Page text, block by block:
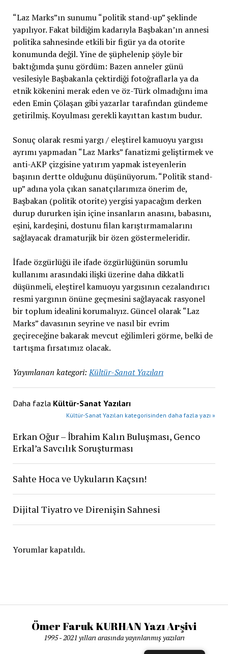
“Laz Marks”ın sunumu “politik stand-up” şeklinde
yapılıyor. Fakat bildiğim kadarıyla Başbakan’ın annesi
politika sahnesinde etkili bir figür ya da otorite
konumunda değil. Yine de şüphelenip şöyle bir
baktığımda şunu gördüm: Bazen anneler günü
vesilesiyle Başbakanla çektirdiği fotoğraflarla ya da
etnik kökenini merak eden ve öz-Türk olmadığını ima
eden Emin Çölaşan gibi yazarlar tarafından gündeme
getirilmiş. Koyulması gerekli kayıttan kastım budur.
Sonuç olarak resmi yargı / eleştirel kamuoyu yargısı
ayrımı yapmadan “Laz Marks” fanatizmi geliştirmek ve
anti-AKP çizgisine yatırım yapmak isteyenlerin
başının dertte olduğunu düşünüyorum. “Politik stand-
up” adına yola çıkan sanatçılarımıza önerim de,
Başbakan (politik otorite) yergisi yapacağım derken
durup dururken işin içine insanların anasını, babasını,
eşini, kardeşini, dostunu filan karıştırmamalarını
sağlayacak dramaturjik bir özen göstermeleridir.
İfade özgürlüğü ile ifade özgürlüğünün sorumlu
kullanımı arasındaki ilişki üzerine daha dikkatli
düşünmeli, eleştirel kamuoyu yargısının cezalandırıcı
resmi yargının önüne geçmesini sağlayacak rasyonel
bir toplum idealini korumalıyız. Güncel olarak “Laz
Marks” davasının seyrine ve nasıl bir evrim
geçireceğine bakarak mevcut eğilimleri görme, belki de
tartışma fırsatımız olacak.
Yayımlanan kategori: Kültür-Sanat Yazıları
Daha fazla Kültür-Sanat Yazıları
Kültür-Sanat Yazıları kategorisinden daha fazla yazı »
Erkan Oğur – İbrahim Kalın Buluşması, Genco
Erkal’a Savcılık Soruşturması
Sahte Hoca ve Uykuların Kaçsın!
Dijital Tiyatro ve Direnişin Sahnesi
Yorumlar kapatıldı.
Ömer Faruk KURHAN Yazı Arşivi
1995 - 2021 yılları arasında yayınlanmış yazıları